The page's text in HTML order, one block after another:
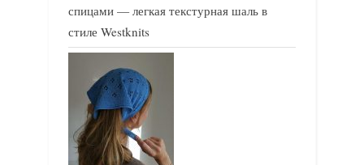
спицами — легкая текстурная шаль в
стиле Westknits